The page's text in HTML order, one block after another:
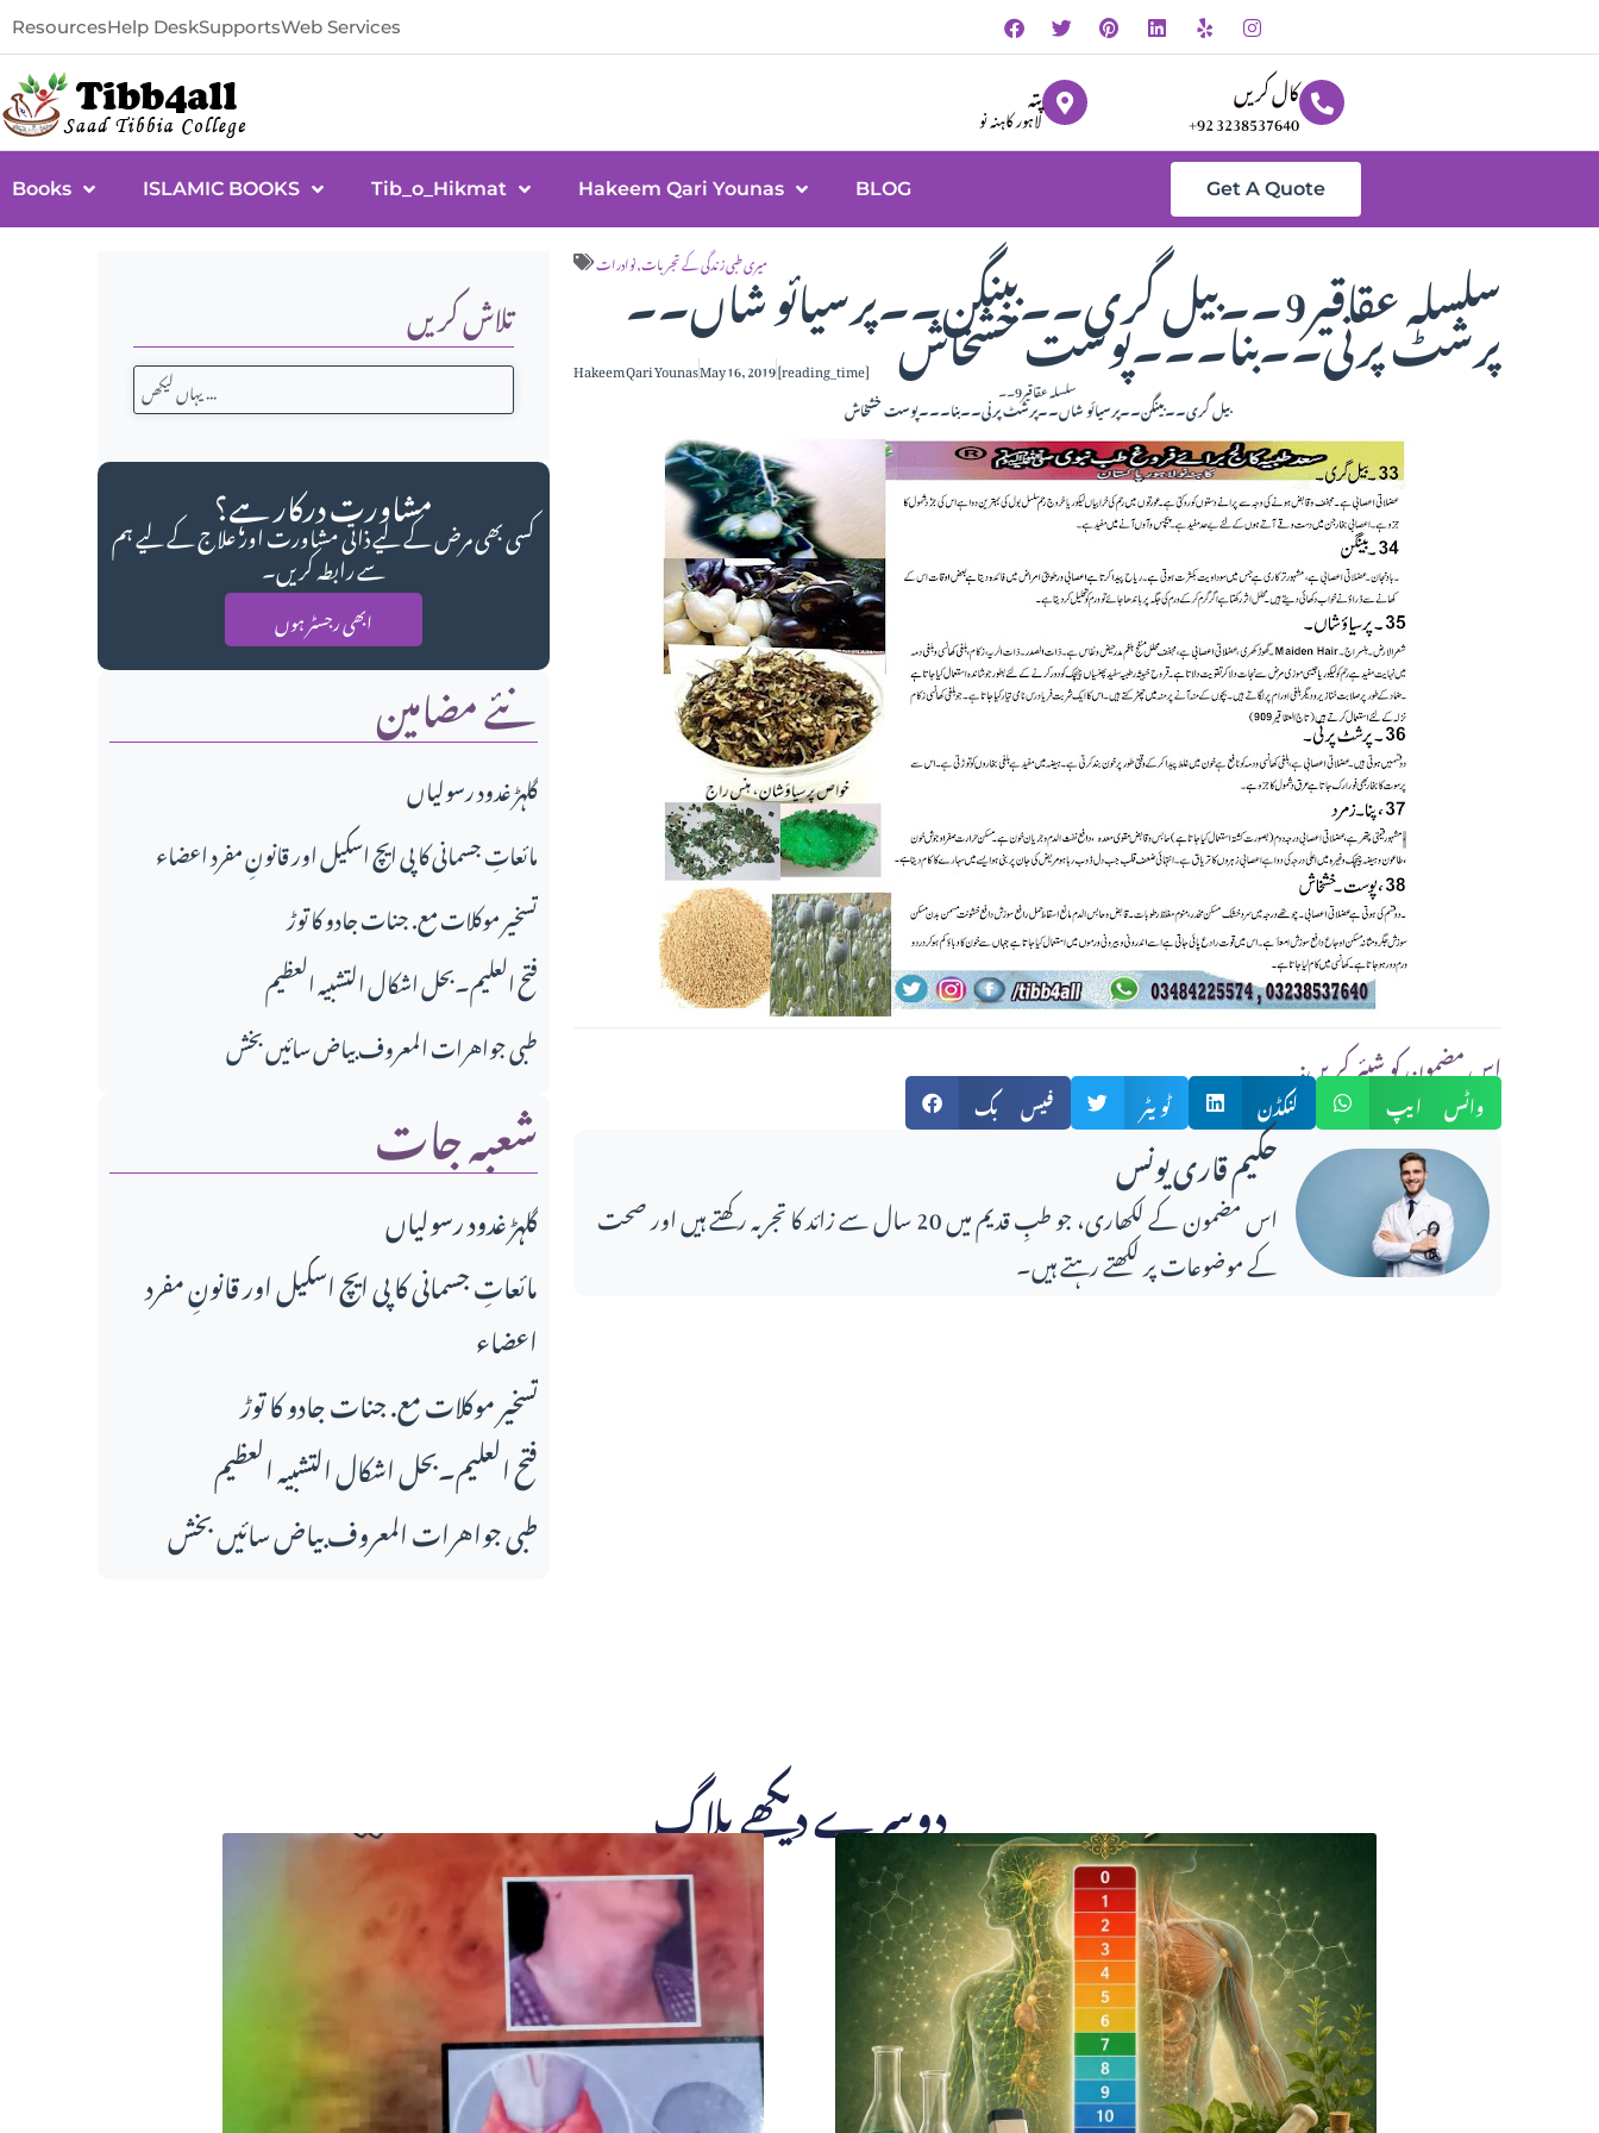
ResourcesHelp DeskSupportsWeb Services
پتہ
لاہور کاہنہ نو
کال کریں
+92 3238537640
Books ISLAMIC BOOKS Tib_o_Hikmat Hakeem Qari Younas BLOG Get A Quote
تلاش کریں
مشاورت درکار ہے؟
کسی بھی مرض کے لیے ذاتی مشاورت اور علاج کے لیے ہم
سے رابطہ کریں۔
ابھی رجسٹر ہوں
نئے مضامین
گلہڑ غدود رسولیاں
مائعاتِ جسمانی کا پی ایچ اسکیل اور قانونِ مفرد اعضاء
تسخیر موکلات مع. جنات جادو کا توڑ
فتح العلیم۔بحل اشکال التشبیہ العظیم
طبی جواهرات المعروف بیاض سائیں بخش
شعبہ جات
گلہڑ غدود رسولیاں
مائعاتِ جسمانی کا پی ایچ اسکیل اور قانونِ مفرد
اعضاء
تسخیر موکلات مع. جنات جادو کا توڑ
فتح العلیم۔بحل اشکال التشبیہ العظیم
طبی جواهرات المعروف بیاض سائیں بخش
میری طبی زندگی کے تجربات,نوادراتسلسلہ عقاقیر9۔۔بیل گری۔۔بینگن۔۔پرسیائو شاں۔۔
پرشٹ پرنی۔۔بنا۔۔۔پوست خشخاش Hakeem Qari YounasMay 16, 2019[reading_time]
سلسلہ عقاقیر9۔۔
بیل گری۔۔بینگن۔۔پرسیائو شاں۔۔پرشٹ پرنی۔۔بنا۔۔۔پوست خشخاش
:اس مضمون کو شیئر کریں
فیس بک ٹویٹر لنکڈن واٹس ایپ
حکیم قاری یونس
اس مضمون کے لکھاری، جو طبِ قدیم میں 20 سال سے زائد کا تجربہ رکھتے ہیں اور صحت
کے موضوعات پر لکھتے رہتے ہیں۔
دوسرے دیکھے بلاگ